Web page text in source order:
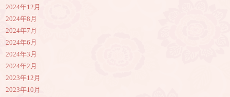
2024年12月
2024年8月
2024年7月
2024年6月
2024年3月
2024年2月
2023年12月
2023年10月